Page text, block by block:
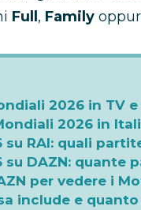
Full , Family
2026 in TV
2026 in
su RAI: quali
su DAZN: quante
per vedere i
include e